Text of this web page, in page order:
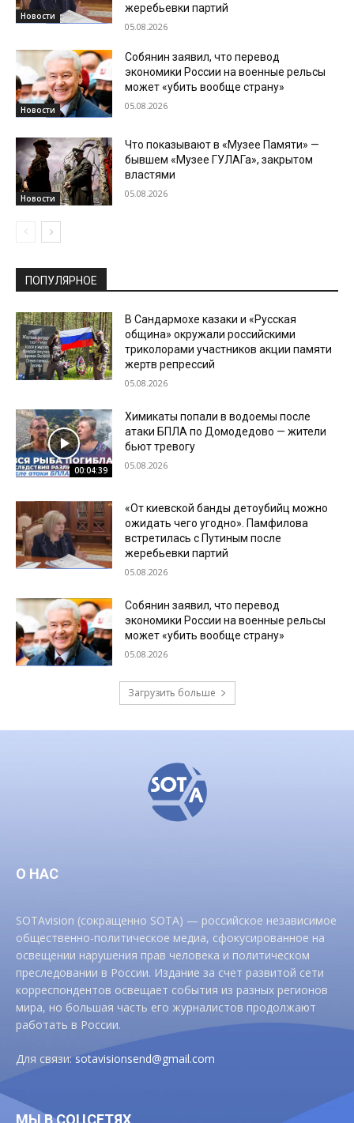
Новости
жеребьевки партий
05.08.2026
Новости
Собянин заявил, что перевод
экономики России на военные рельсы
может «убить вообще страну»
05.08.2026
Новости
Что показывают в «Музее Памяти» —
бывшем «Музее ГУЛАГа», закрытом
властями
05.08.2026
ПОПУЛЯРНОЕ
В Сандармохе казаки и «Русская
община» окружали российскими
триколорами участников акции памяти
жертв репрессий
05.08.2026
00:04:39
Химикаты попали в водоемы после
атаки БПЛА по Домодедово — жители
бьют тревогу
05.08.2026
«От киевской банды детоубийц можно
ожидать чего угодно». Памфилова
встретилась с Путиным после
жеребьевки партий
05.08.2026
Собянин заявил, что перевод
экономики России на военные рельсы
может «убить вообще страну»
05.08.2026
Загрузить больше
О НАС
SOTAvision (сокращенно SOTA) — российское независимое
общественно-политическое медиа, сфокусированное на
освещении нарушения прав человека и политическом
преследовании в России. Издание за счет развитой сети
корреспондентов освещает события из разных регионов
мира, но большая часть его журналистов продолжают
работать в России.
Для связи:sotavisionsend@gmail.com